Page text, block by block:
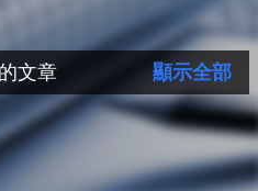
文章 顯示全部